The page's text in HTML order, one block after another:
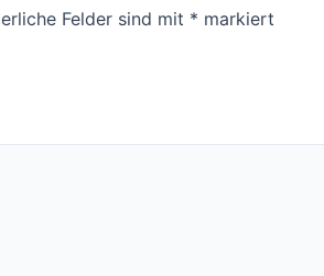
Felder sind mit * markiert